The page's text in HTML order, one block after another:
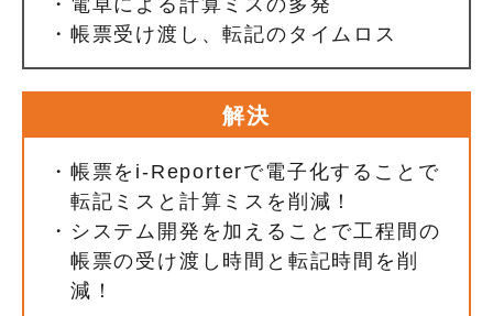
・ 電卓による計算ミスの多発
・ 帳票受け渡し、転記のタイムロス
解決
・ 帳票をi-Reporterで電子化することで
転記ミスと計算ミスを削減！
・ システム開発を加えることで工程間の
帳票の受け渡し時間と転記時間を削
減！